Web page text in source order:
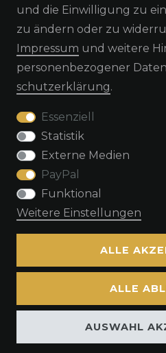
Widerrufs­recht
Impressum
© Copyright by TacStyle4 GbR
und die Einwilligung zu
zu ändern oder zu
Impressum und weitere
personenbezogener
schutz­erklärung.
Essenziell
Statistik
Externe Medien
PayPal
Funktional
Weitere Einstellungen
ALLE
ALLE
AUSWAHL